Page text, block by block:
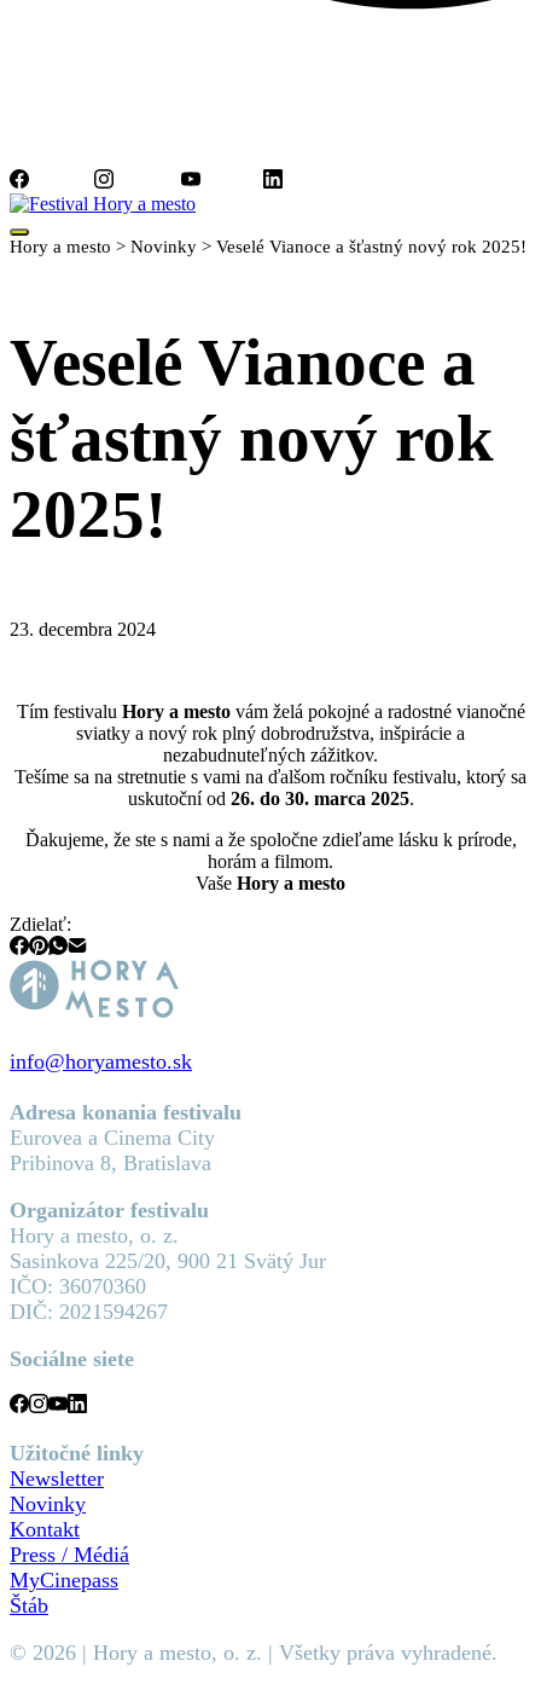
Hory a mesto > Novinky > Veselé Vianoce a šťastný nový rok 2025!
Veselé Vianoce a
šťastný nový rok
2025!
23. decembra 2024
Tím festivalu Hory a mestovám želá pokojné a radostné vianočné
sviatky a nový rok plný dobrodružstva, inšpirácie a
nezabudnuteľných zážitkov.
Tešíme sa na stretnutie s vami na ďalšom ročníku festivalu, ktorý sa
uskutoční od 26. do 30. marca 2025.
Ďakujeme, že ste s nami a že spoločne zdieľame lásku k prírode,
horám a filmom.
Vaše Hory a mesto
Zdielať:
info@horyamesto.sk
Adresa konania festivalu
Eurovea a Cinema City
Pribinova 8, Bratislava
Organizátor festivalu
Hory a mesto, o. z.
Sasinkova 225/20, 900 21 Svätý Jur
IČO: 36070360
DIČ: 2021594267
Sociálne siete
Užitočné linky
Newsletter
Novinky
Kontakt
Press / Médiá
MyCinepass
Štáb
© 2026 | Hory a mesto, o. z. | Všetky práva vyhradené.